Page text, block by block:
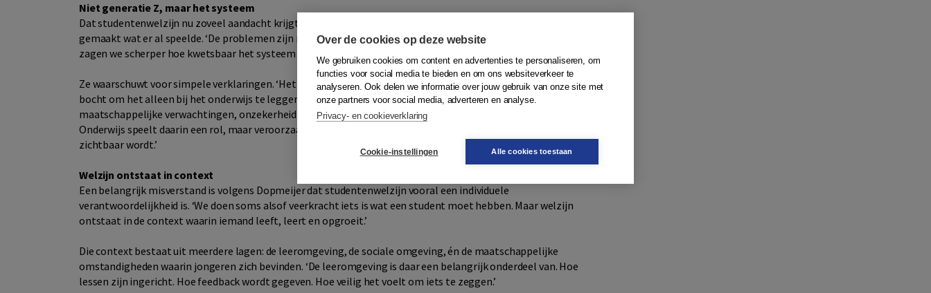
Niet generatie Z, maar het systeem
Dat studentenwelzijn nu zoveel aandacht krijgt, verbaast Dopmeijer niet. Volgens haar heeft corona zichtbaar
gemaakt wat er al speelde. ‘De problemen zijn niet door corona ontstaan, maar wel uitvergroot. Daardoor
zagen we scherper hoe kwetsbaar het systeem is.’
Ze waarschuwt voor simpele verklaringen. ‘Het probleem zit niet in studenten. Maar het is ook te kort door de
bocht om het alleen bij het onderwijs te leggen. Prestatiedruk ontstaat in een bredere context:
maatschappelijke verwachtingen, onzekerheid over wonen, toekomstperspectief, crises die zich opstapelen.
Onderwijs speelt daarin een rol, maar veroorzaakt dit niet alleen. Het is één van de plekken waar die druk
zichtbaar wordt.’
Welzijn ontstaat in context
Een belangrijk misverstand is volgens Dopmeijer dat studentenwelzijn vooral een individuele
verantwoordelijkheid is. ‘We doen soms alsof veerkracht iets is wat een student moet hebben. Maar welzijn
ontstaat in de context waarin iemand leeft, leert en opgroeit.’
Die context bestaat uit meerdere lagen: de leeromgeving, de sociale omgeving, én de maatschappelijke
omstandigheden waarin jongeren zich bevinden. ‘De leeromgeving is daar een belangrijk onderdeel van. Hoe
lessen zijn ingericht. Hoe feedback wordt gegeven. Hoe veilig het voelt om iets te zeggen.’
Over de cookies op deze website
We gebruiken cookies om content en advertenties te personaliseren, om
functies voor social media te bieden en om ons websiteverkeer te
analyseren. Ook delen we informatie over jouw gebruik van onze site met
onze partners voor social media, adverteren en analyse.
Privacy- en cookieverklaring
Cookie-instellingen Alle cookies toestaan